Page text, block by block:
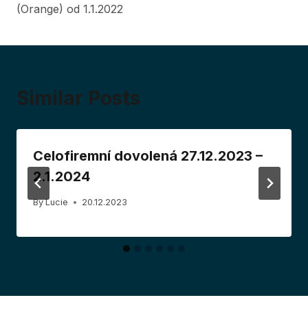
(Orange) od 1.1.2022
Similar Posts
Celofiremní dovolená 27.12.2023 –
2.1.2024
By Lucie 20.12.2023